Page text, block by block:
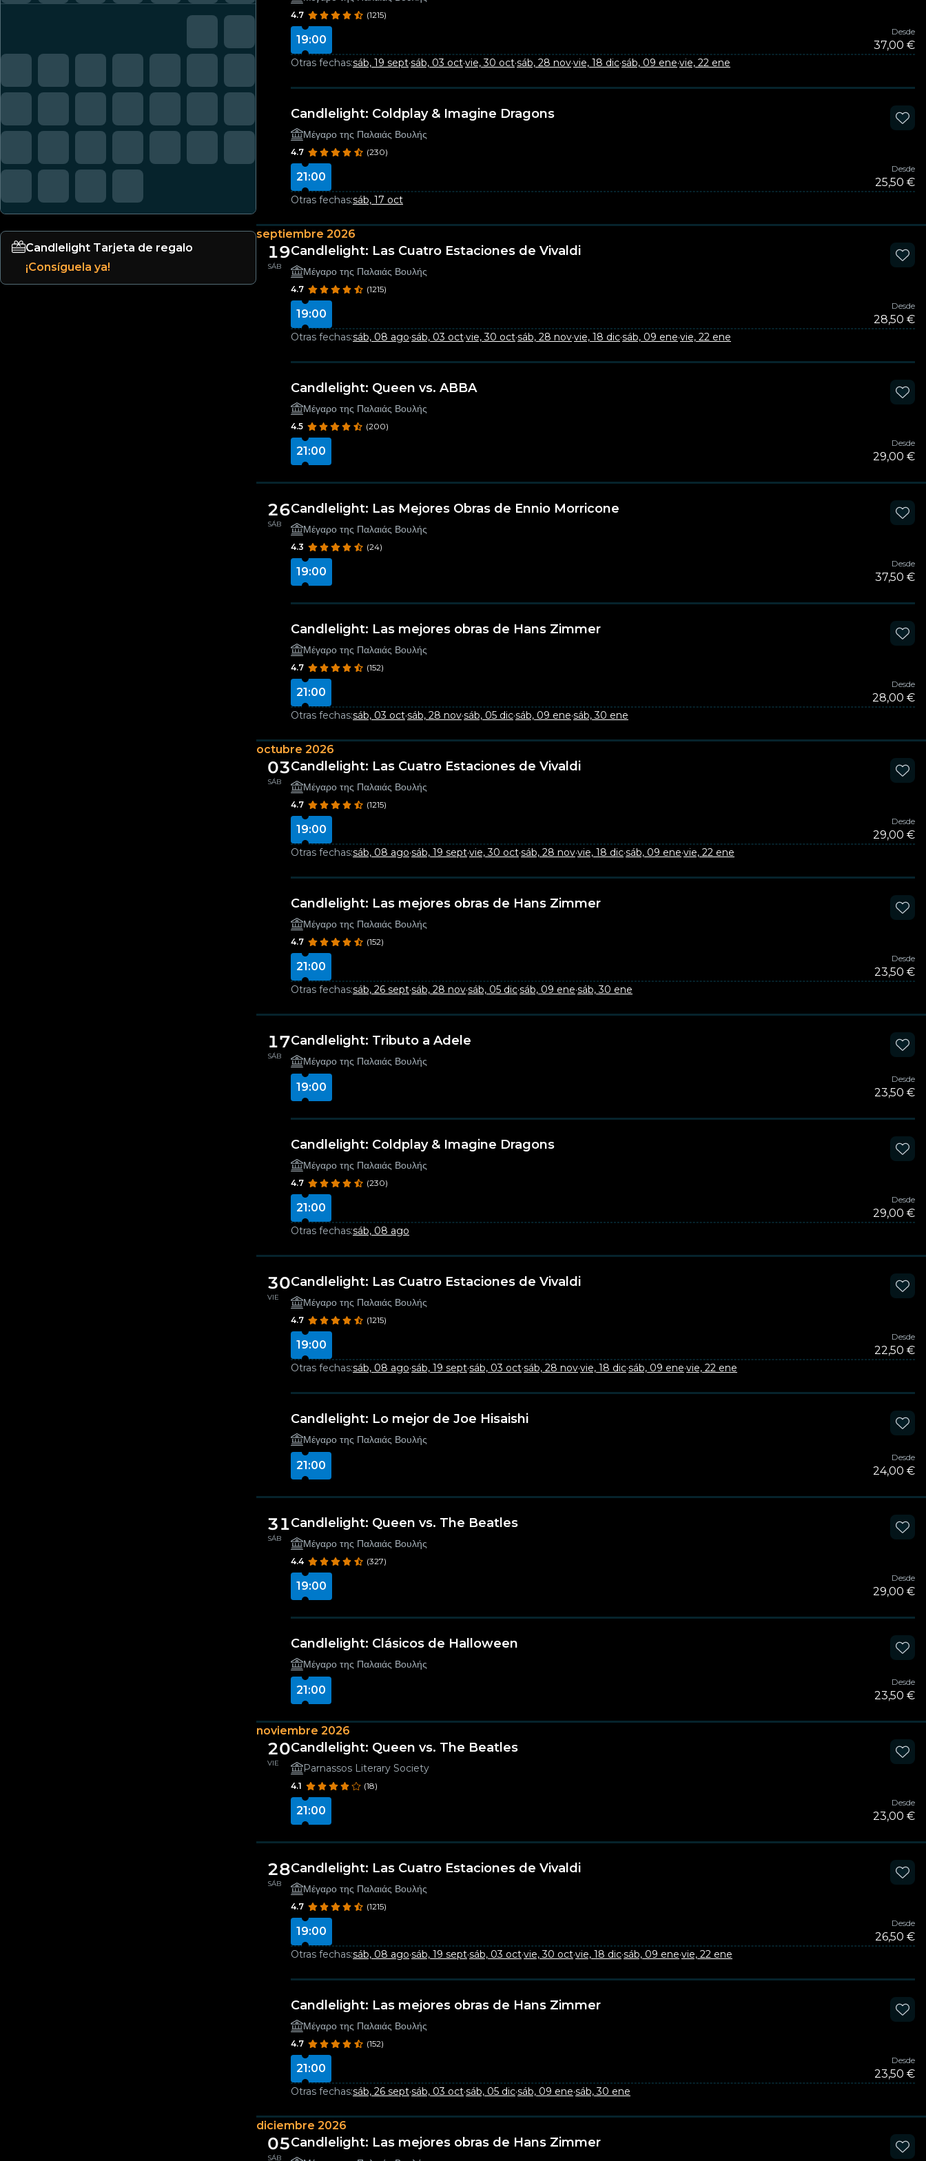
Candlelight Tarjeta de regalo
¡Consíguela ya!
4.7 (1215)
19:00
Desde
37,00 €
Otras fechas:sáb, 19 sept·sáb, 03 oct·vie, 30 oct·sáb, 28 nov·vie, 18 dic·sáb, 09 ene·vie, 22 ene
Candlelight: Coldplay & Imagine Dragons
Μέγαρο της Παλαιάς Βουλής
4.7 (230)
21:00
Desde
25,50 €
Otras fechas:sáb, 17 oct
septiembre 2026
19
SÁB
Candlelight: Las Cuatro Estaciones de Vivaldi
Μέγαρο της Παλαιάς Βουλής
4.7 (1215)
19:00
Desde
28,50 €
Otras fechas:sáb, 08 ago·sáb, 03 oct·vie, 30 oct·sáb, 28 nov·vie, 18 dic·sáb, 09 ene·vie, 22 ene
Candlelight: Queen vs. ABBA
Μέγαρο της Παλαιάς Βουλής
4.5 (200)
21:00
Desde
29,00 €
26
SÁB
Candlelight: Las Mejores Obras de Ennio Morricone
Μέγαρο της Παλαιάς Βουλής
4.3 (24)
19:00
Desde
37,50 €
Candlelight: Las mejores obras de Hans Zimmer
Μέγαρο της Παλαιάς Βουλής
4.7 (152)
21:00
Desde
28,00 €
Otras fechas:sáb, 03 oct·sáb, 28 nov·sáb, 05 dic·sáb, 09 ene·sáb, 30 ene
octubre 2026
03
SÁB
Candlelight: Las Cuatro Estaciones de Vivaldi
Μέγαρο της Παλαιάς Βουλής
4.7 (1215)
19:00
Desde
29,00 €
Otras fechas:sáb, 08 ago·sáb, 19 sept·vie, 30 oct·sáb, 28 nov·vie, 18 dic·sáb, 09 ene·vie, 22 ene
Candlelight: Las mejores obras de Hans Zimmer
Μέγαρο της Παλαιάς Βουλής
4.7 (152)
21:00
Desde
23,50 €
Otras fechas:sáb, 26 sept·sáb, 28 nov·sáb, 05 dic·sáb, 09 ene·sáb, 30 ene
17
SÁB
Candlelight: Tributo a Adele
Μέγαρο της Παλαιάς Βουλής
19:00
Desde
23,50 €
Candlelight: Coldplay & Imagine Dragons
Μέγαρο της Παλαιάς Βουλής
4.7 (230)
21:00
Desde
29,00 €
Otras fechas:sáb, 08 ago
30
VIE
Candlelight: Las Cuatro Estaciones de Vivaldi
Μέγαρο της Παλαιάς Βουλής
4.7 (1215)
19:00
Desde
22,50 €
Otras fechas:sáb, 08 ago·sáb, 19 sept·sáb, 03 oct·sáb, 28 nov·vie, 18 dic·sáb, 09 ene·vie, 22 ene
Candlelight: Lo mejor de Joe Hisaishi
Μέγαρο της Παλαιάς Βουλής
21:00
Desde
24,00 €
31
SÁB
Candlelight: Queen vs. The Beatles
Μέγαρο της Παλαιάς Βουλής
4.4 (327)
19:00
Desde
29,00 €
Candlelight: Clásicos de Halloween
Μέγαρο της Παλαιάς Βουλής
21:00
Desde
23,50 €
noviembre 2026
20
VIE
Candlelight: Queen vs. The Beatles
Parnassos Literary Society
4.1 (18)
21:00
Desde
23,00 €
28
SÁB
Candlelight: Las Cuatro Estaciones de Vivaldi
Μέγαρο της Παλαιάς Βουλής
4.7 (1215)
19:00
Desde
26,50 €
Otras fechas:sáb, 08 ago·sáb, 19 sept·sáb, 03 oct·vie, 30 oct·vie, 18 dic·sáb, 09 ene·vie, 22 ene
Candlelight: Las mejores obras de Hans Zimmer
Μέγαρο της Παλαιάς Βουλής
4.7 (152)
21:00
Desde
23,50 €
Otras fechas:sáb, 26 sept·sáb, 03 oct·sáb, 05 dic·sáb, 09 ene·sáb, 30 ene
diciembre 2026
05
SÁB
Candlelight: Las mejores obras de Hans Zimmer